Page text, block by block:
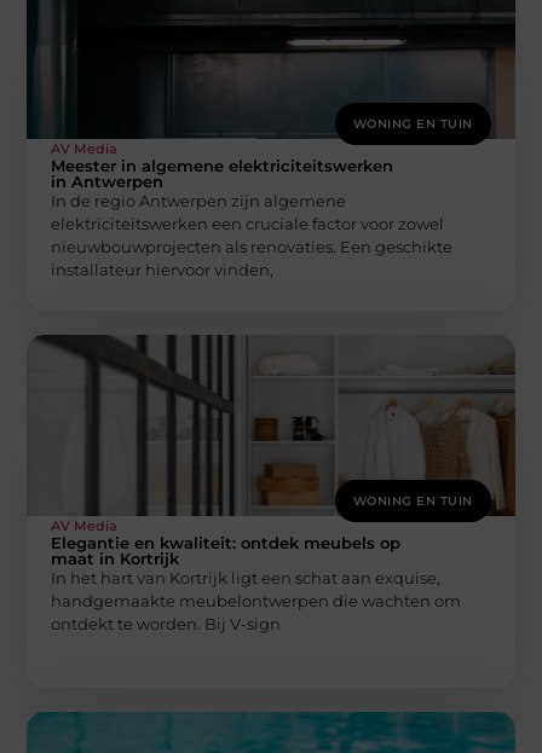
WONING EN TUIN
AV Media
Meester in algemene elektriciteitswerken
in Antwerpen
In de regio Antwerpen zijn algemene
elektriciteitswerken een cruciale factor voor zowel
nieuwbouwprojecten als renovaties. Een geschikte
installateur hiervoor vinden,
WONING EN TUIN
AV Media
Elegantie en kwaliteit: ontdek meubels op
maat in Kortrijk
In het hart van Kortrijk ligt een schat aan exquise,
handgemaakte meubelontwerpen die wachten om
ontdekt te worden. Bij V-sign